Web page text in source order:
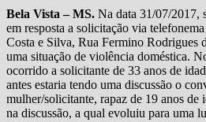
Bela Vista – MS. Na data 31/07/2017,
em resposta a solicitação via
Costa e Silva, Rua Fermino Rodrigues
uma situação de violência doméstica.
ocorrido a solicitante de 33 anos de
antes estaria tendo uma discussão o
mulher/solicitante, rapaz de 19 anos de
na discussão, a qual evoluiu para uma